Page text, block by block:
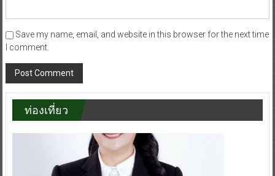
Save my name, email, and website in this browser for the next time
I comment.
ท่องเที่ยว